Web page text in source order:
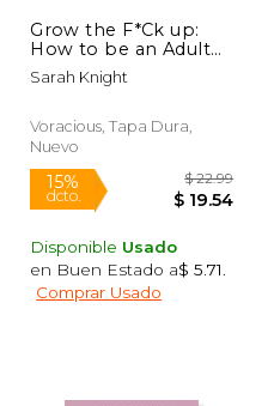
Grow the F*Ck up:
How to be an Adult
and get Treated Like
one (a no F*Cks Given
Sarah Knight
Voracious, Tapa Dura,
Nuevo
Disponible Usado
en Buen Estado a$ 5.71
Comprar Usado